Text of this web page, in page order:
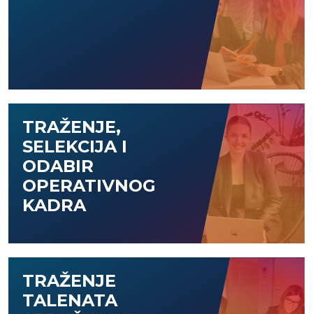
TRAŽENJE,
SELEKCIJA I
ODABIR
OPERATIVNOG
KADRA
TRAŽENJE
TALENATA